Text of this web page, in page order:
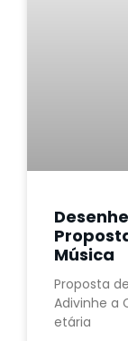
Música
Proposta
Adivinhe a
etária